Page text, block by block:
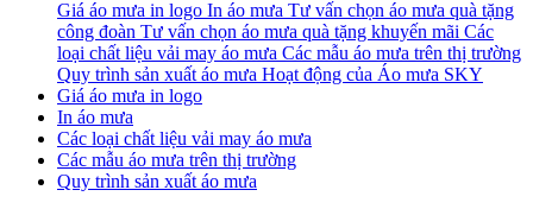
Giá áo mưa in logo In áo mưa Tư vấn chọn áo mưa quà tặng
công đoàn Tư vấn chọn áo mưa quà tặng khuyến mãi Các
loại chất liệu vải may áo mưa Các mẫu áo mưa trên thị trường
Quy trình sản xuất áo mưa Hoạt động của Áo mưa SKY
Giá áo mưa in logo
In áo mưa
Các loại chất liệu vải may áo mưa
Các mẫu áo mưa trên thị trường
Quy trình sản xuất áo mưa